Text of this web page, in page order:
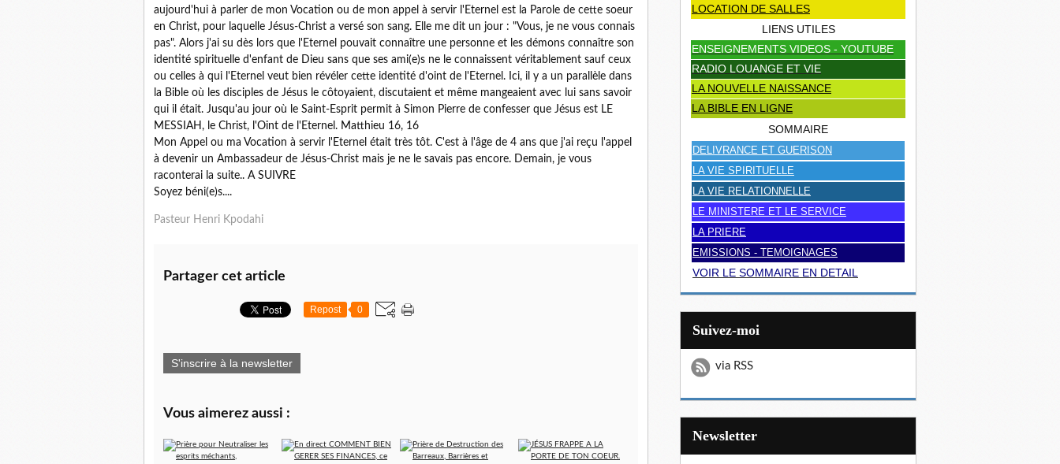
aujourd'hui à parler de mon Vocation ou de mon appel à servir l'Eternel est la Parole de cette soeur
en Christ, pour laquelle Jésus-Christ a versé son sang. Elle me dit un jour : "Vous, je ne vous connais
pas". Alors j'ai su dès lors que l'Eternel pouvait connaître une personne et les démons connaître son
identité spirituelle d'enfant de Dieu sans que ses ami(e)s ne le connaissent véritablement sauf ceux
ou celles à qui l'Eternel veut bien révéler cette identité d'oint de l'Eternel. Ici, il y a un parallèle dans
la Bible où les disciples de Jésus le côtoyaient, discutaient et même mangeaient avec lui sans savoir
qui il était. Jusqu'au jour où le Saint-Esprit permit à Simon Pierre de confesser que Jésus est LE
MESSIAH, le Christ, l'Oint de l'Eternel. Matthieu 16, 16
Mon Appel ou ma Vocation à servir l'Eternel était très tôt. C'est à l'âge de 4 ans que j'ai reçu l'appel
à devenir un Ambassadeur de Jésus-Christ mais je ne le savais pas encore. Demain, je vous
raconterai la suite.. A SUIVRE
Soyez béni(e)s....
Pasteur Henri Kpodahi
Partager cet article
Repost 0
S'inscrire à la newsletter
Vous aimerez aussi :
LOCATION DE SALLES
LIENS UTILES
ENSEIGNEMENTS VIDEOS - YOUTUBE
RADIO LOUANGE ET VIE
LA NOUVELLE NAISSANCE
LA BIBLE EN LIGNE
SOMMAIRE
DELIVRANCE ET GUERISON
LA VIE SPIRITUELLE
LA VIE RELATIONNELLE
LE MINISTERE ET LE SERVICE
LA PRIERE
EMISSIONS - TEMOIGNAGES
VOIR LE SOMMAIRE EN DETAIL
Suivez-moi
via RSS
Newsletter